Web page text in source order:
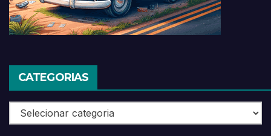
CATEGORIAS
Categorias